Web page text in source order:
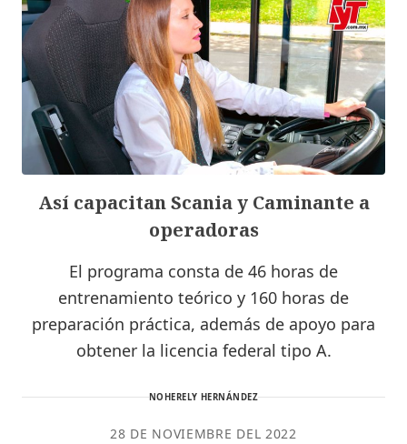
Así capacitan Scania y Caminante a
operadoras
El programa consta de 46 horas de
entrenamiento teórico y 160 horas de
preparación práctica, además de apoyo para
obtener la licencia federal tipo A.
NOHERELY HERNÁNDEZ
28 DE NOVIEMBRE DEL 2022